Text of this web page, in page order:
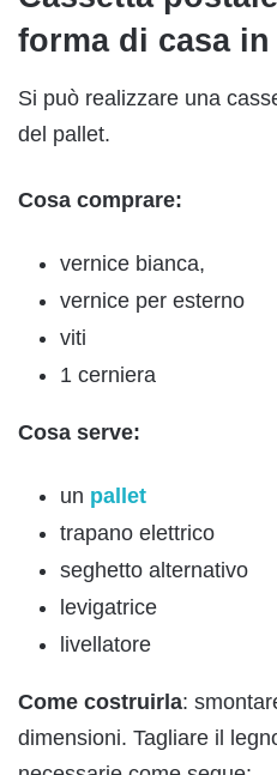
forma di casa
Si può realizzare una
del pallet.
Cosa comprare:
vernice bianca,
vernice per esterno
viti
1 cerniera
Cosa serve:
un pallet
trapano elettrico
seghetto alternativo
levigatrice
livellatore
Come costruirla:
dimensioni. Tagliare il